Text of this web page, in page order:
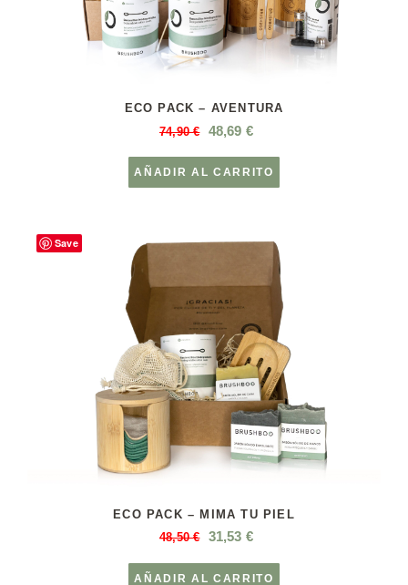
ECO PACK – AVENTURA
74,90€ 48,69 €
AÑADIR AL CARRITO
Save
ECO PACK – MIMA TU PIEL
48,50€ 31,53 €
AÑADIR AL CARRITO